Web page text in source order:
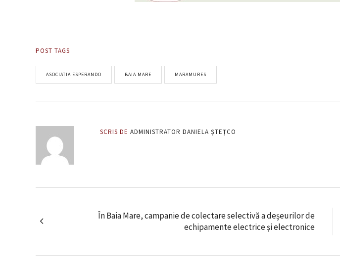
POST TAGS
ASOCIATIA ESPERANDO BAIA MARE MARAMURES
SCRIS DE ADMINISTRATOR DANIELA ȘTEȚCO
În Baia Mare, campanie de colectare selectivă a deșeurilor de
echipamente electrice și electronice